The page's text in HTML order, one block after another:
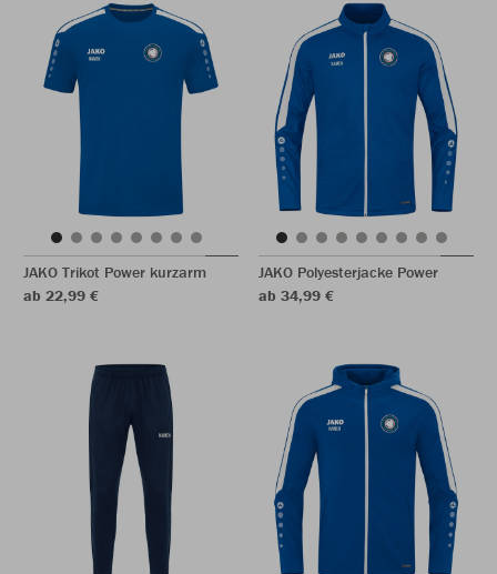
JAKO Trikot Power kurzarm
ab 22,99 €
JAKO Polyesterjacke Power
ab 34,99 €